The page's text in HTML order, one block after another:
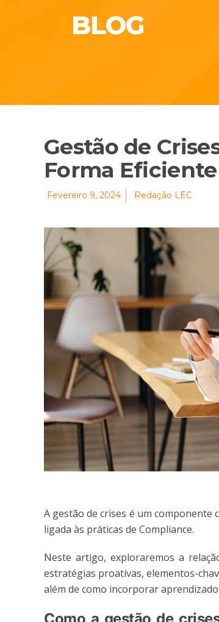
BLOG
Gestão de
Forma Eficiente
Fevereiro 9, 2024 Redação LEC
A gestão de crises é um
ligada às práticas de Compliance.
Neste artigo, exploraremos a
estratégias proativas, elementos-
além de como incorporar